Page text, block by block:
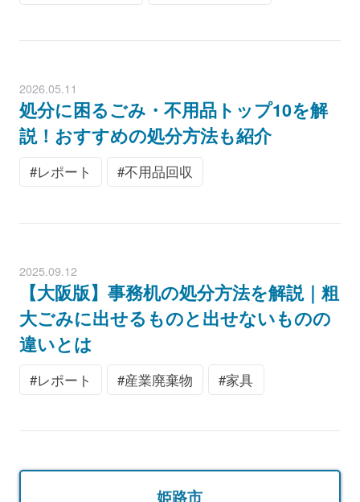
2026.05.11
処分に困るごみ・不用品トップ10を解
説！おすすめの処分方法も紹介
レポート 不用品回収
2025.09.12
【大阪版】事務机の処分方法を解説｜粗
大ごみに出せるものと出せないものの
違いとは
レポート 産業廃棄物 家具
姫路市